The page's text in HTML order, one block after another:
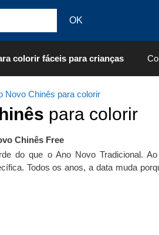
colorir fáceis para crianças
Novo Chinês para colorir
para colorir
Chinês Free
do que o Ano Novo Tradicional.
Todos os anos, a data muda